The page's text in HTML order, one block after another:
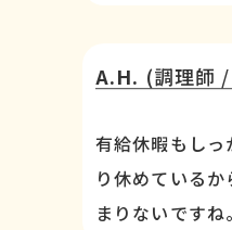
A.H. (調理師
有給休暇もしっ
り休めている
まりないですね。